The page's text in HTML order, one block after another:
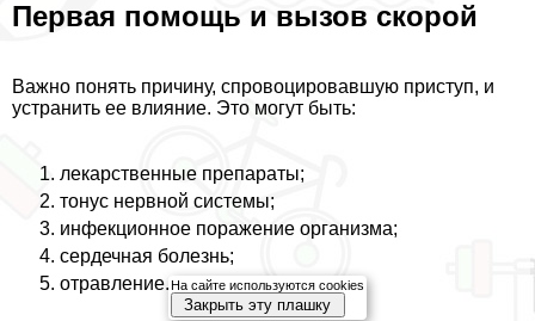
Первая помощь и вызов скорой
Важно понять причину, спровоцировавшую приступ, и
устранить ее влияние. Это могут быть:
лекарственные препараты;
тонус нервной системы;
инфекционное поражение организма;
сердечная болезнь;
отравление.На сайте используются cookies
Закрыть эту плашку